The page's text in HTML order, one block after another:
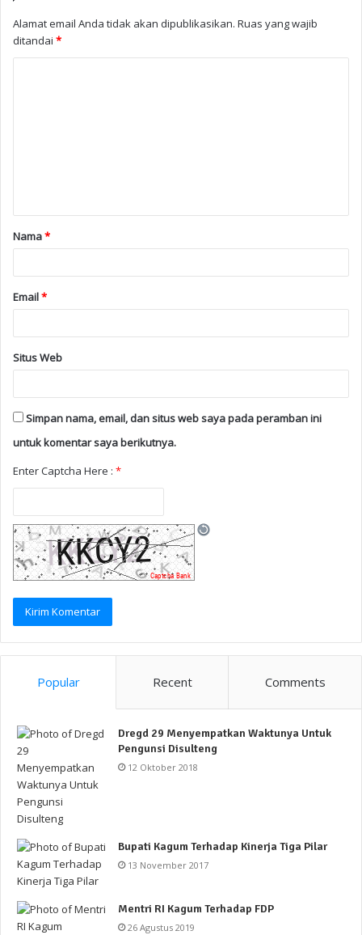
Alamat email Anda tidak akan dipublikasikan. Ruas yang wajib
ditandai *
Nama*
Email*
Situs Web
Simpan nama, email, dan situs web saya pada peramban ini
untuk komentar saya berikutnya.
Enter Captcha Here : *
Popular Recent Comments
Dregd 29 Menyempatkan Waktunya Untuk
Pengunsi Disulteng
12 Oktober 2018
Bupati Kagum Terhadap Kinerja Tiga Pilar
13 November 2017
Mentri RI Kagum Terhadap FDP
26 Agustus 2019